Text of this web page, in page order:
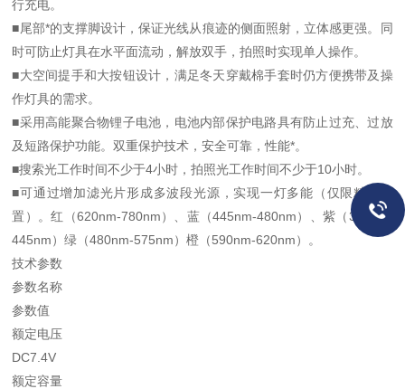
行充电。
■尾部*的支撑脚设计，保证光线从痕迹的侧面照射，立体感更强。同
时可防止灯具在水平面流动，解放双手，拍照时实现单人操作。
■大空间提手和大按钮设计，满足冬天穿戴棉手套时仍方便携带及操
作灯具的需求。
■采用高能聚合物锂子电池，电池内部保护电路具有防止过充、过放
及短路保护功能。双重保护技术，安全可靠，性能*。
■搜索光工作时间不少于4小时，拍照光工作时间不少于10小时。
■可通过增加滤光片形成多波段光源，实现一灯多能（仅限精装配
置）。红（620nm-780nm）、蓝（445nm-480nm）、紫（380nm-
445nm）绿（480nm-575nm）橙（590nm-620nm）。
技术参数
参数名称
参数值
额定电压
DC7.4V
额定容量